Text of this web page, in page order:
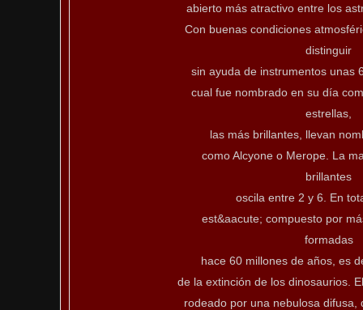
abierto más atractivo entre los
Con buenas condiciones
distinguir
sin ayuda de instrumentos unas
cual fue nombrado en su día
estrellas,
las más brillantes, llevan
como Alcyone o Merope. La
brillantes
oscila entre 2 y 6. En
est&aacute; compuesto por
formadas
hace 60 millones de años, es
de la extinción de los dinosaurios.
rodeado por una nebulosa difusa,